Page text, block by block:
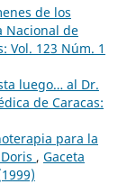
de los
Nacional de
Vol. 123 Núm. 1
luego… al Dr.
de Caracas:
para la
, Gaceta